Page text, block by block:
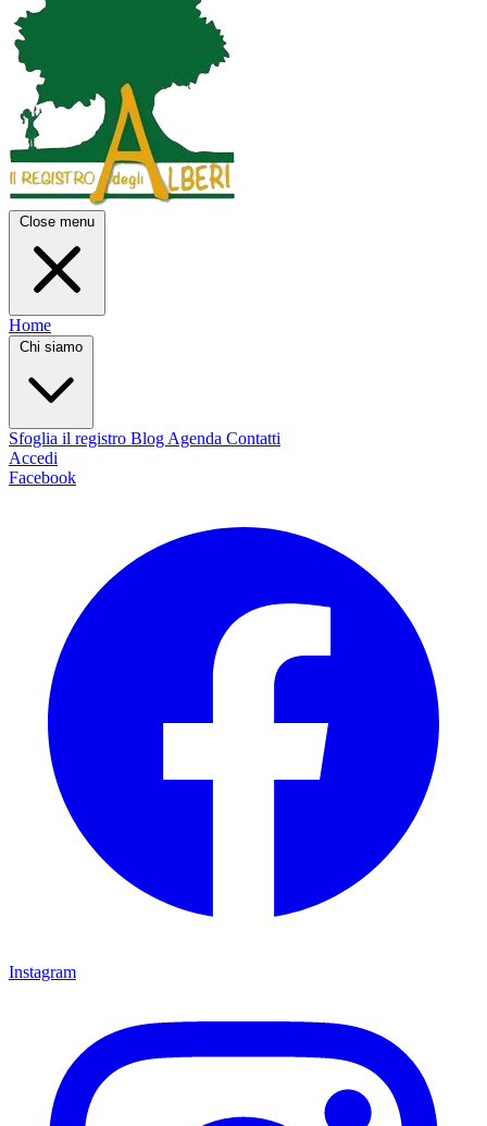
Close menu
Home
Chi siamo
Sfoglia il registro Blog Agenda Contatti
Accedi
Facebook
Instagram